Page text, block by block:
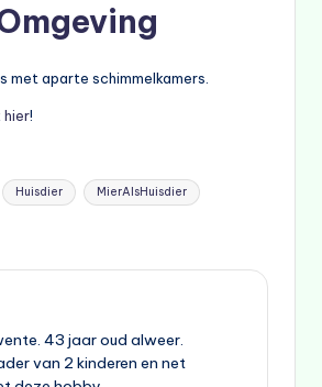
met aparte schimmelkamers.
hier!
Huisdier MierAlsHuisdier
43 jaar oud alweer.
van 2 kinderen en net